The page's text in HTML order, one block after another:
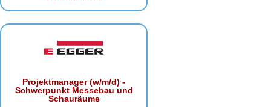
Projektmanager (w/m/d) -
Schwerpunkt Messebau und
Schauräume